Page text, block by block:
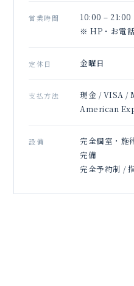
営業時間
10:00 – 21:00
※ HP・お電
定休日 金曜日
支払方法
現金 / VISA /
American
設備
完全個室・施
完備
完全予約制 /